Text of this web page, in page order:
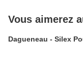
Vous aimerez
Dagueneau - Silex